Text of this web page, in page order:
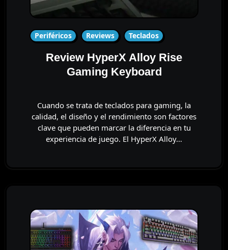
Periféricos Reviews Teclados
Review HyperX Alloy Rise
Gaming Keyboard
Cuando se trata de teclados para gaming, la
calidad, el diseño y el rendimiento son factores
clave que pueden marcar la diferencia en tu
experiencia de juego. El HyperX Alloy…